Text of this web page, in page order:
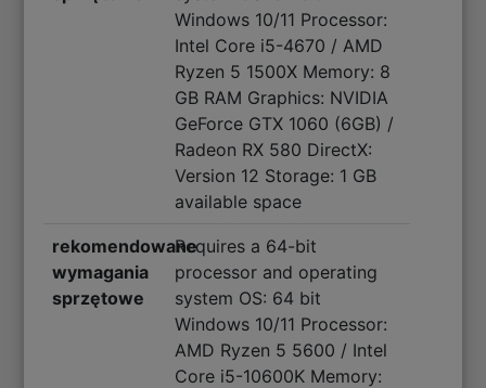
Windows 10/11 Processor:
Intel Core i5-4670 / AMD
Ryzen 5 1500X Memory: 8
GB RAM Graphics: NVIDIA
GeForce GTX 1060 (6GB) /
Radeon RX 580 DirectX:
Version 12 Storage: 1 GB
available space
rekomendowane
wymagania
sprzętowe
Requires a 64-bit
processor and operating
system OS: 64 bit
Windows 10/11 Processor:
AMD Ryzen 5 5600 / Intel
Core i5-10600K Memory: